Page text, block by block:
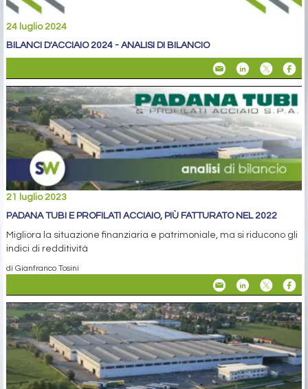
24 luglio 2024
BILANCI D'ACCIAIO 2024 - ANALISI DI BILANCIO
21 luglio 2023
PADANA TUBI E PROFILATI ACCIAIO, PIÙ FATTURATO NEL 2022
Migliora la situazione finanziaria e patrimoniale, ma si riducono gli
indici di redditività
di Gianfranco Tosini